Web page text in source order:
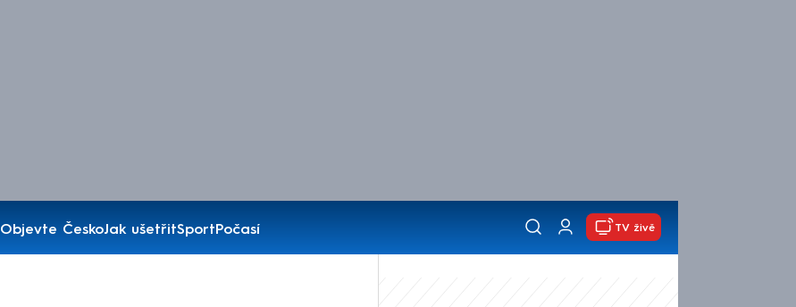
Objevte ČeskoJak ušetřitSportPočasí
TV živě